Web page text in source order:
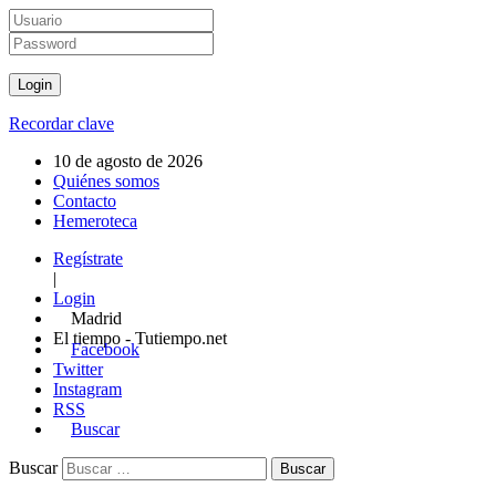
Recordar clave
10 de agosto de 2026
Quiénes somos
Contacto
Hemeroteca
Regístrate
|
Login
Madrid
El tiempo - Tutiempo.net
Facebook
Twitter
Instagram
RSS
Buscar
Buscar